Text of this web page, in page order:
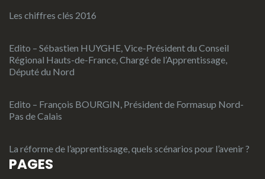
Les chiffres clés 2016
Edito – Sébastien HUYGHE, Vice-Président du Conseil
Régional Hauts-de-France, Chargé de l’Apprentissage,
Député du Nord
Edito – François BOURGIN, Président de Formasup Nord-
Pas de Calais
La réforme de l’apprentissage, quels scénarios pour l’avenir ?
PAGES